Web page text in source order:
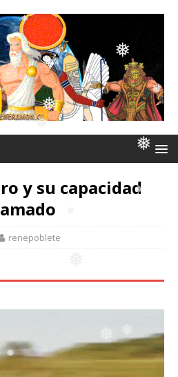
❅
❅
❅
❅
❅
❅
❅
❅
❅
y su capacidad
renepoblete